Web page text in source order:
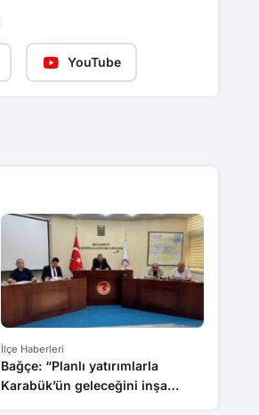
YouTube
İlçe Haberleri
Bağçe: “Planlı yatırımlarla
Karabük’ün geleceğini inşa